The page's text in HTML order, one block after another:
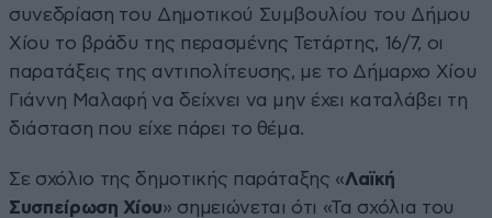
συνεδρίαση του Δημοτικού Συμβουλίου του Δήμου
Χίου το βράδυ της περασμένης Τετάρτης, 16/7, οι
παρατάξεις της αντιπολίτευσης, με το Δήμαρχο Χίου
Γιάννη Μαλαφή να δείχνει να μην έχει καταλάβει τη
διάσταση που είχε πάρει το θέμα.
Σε σχόλιο της δημοτικής παράταξης «Λαϊκή
Συσπείρωση Χίου» σημειώνεται ότι «Τα σχόλια του